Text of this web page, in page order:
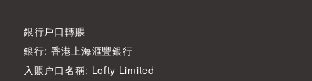
銀行戶口轉賬
銀行: 香港上海滙豐銀行
入賬户口名稱: Lofty Limited